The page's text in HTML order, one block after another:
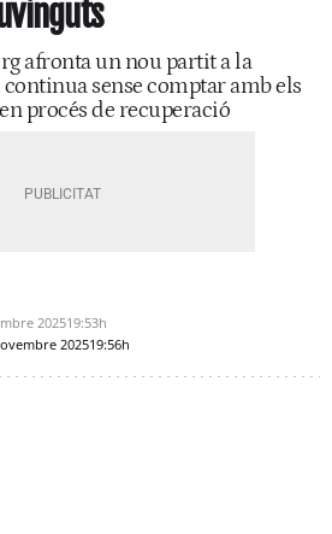
afronta un nou partit a la
sense comptar amb els
procés de recuperació
202519:53h
202519:56h